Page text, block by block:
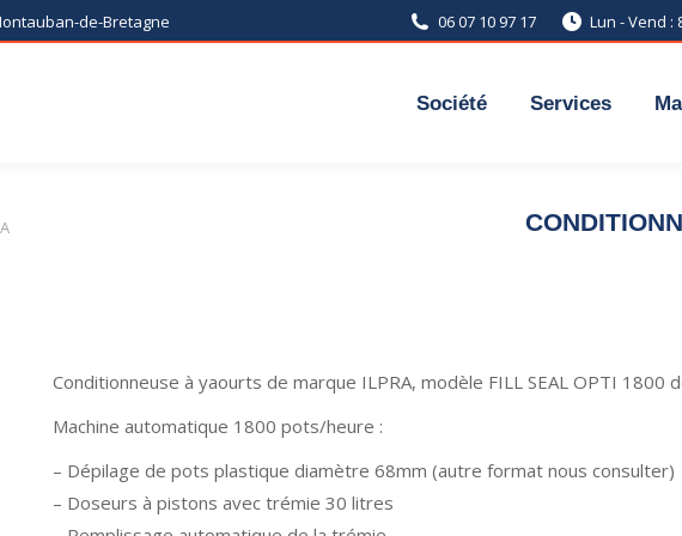
de-Bretagne 06 07 10 97 17 Lun - Vend :
Société Services
Conditionneuse à yaourts de marque ILPRA, modèle FILL SEAL OPTI
Machine automatique 1800 pots/heure :
– Dépilage de pots plastique diamètre 68mm (autre format nous consulter)
– Doseurs à pistons avec trémie 30 litres